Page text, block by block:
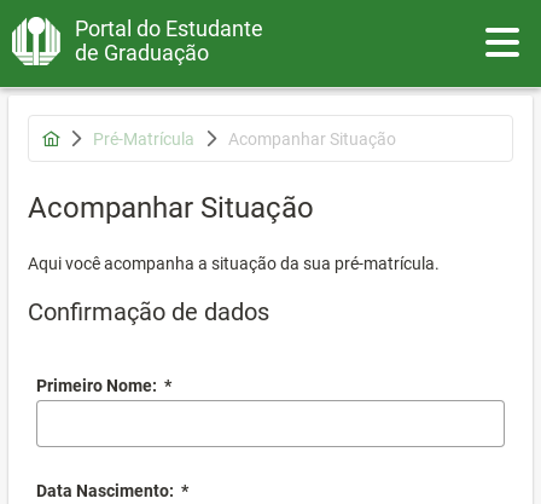
Portal do Estudante
de Graduação
Pré-Matrícula Acompanhar Situação
Acompanhar Situação
Aqui você acompanha a situação da sua pré-matrícula.
Confirmação de dados
Primeiro Nome: *
Data Nascimento: *